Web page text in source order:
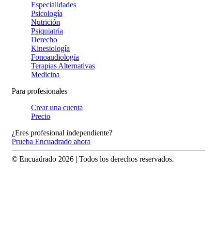
Especialidades
Psicología
Nutrición
Psiquiatría
Derecho
Kinesiología
Fonoaudiología
Terapias Alternativas
Medicina
Para profesionales
Crear una cuenta
Precio
¿Eres profesional independiente?
Prueba Encuadrado ahora
© Encuadrado 2026 | Todos los derechos reservados.